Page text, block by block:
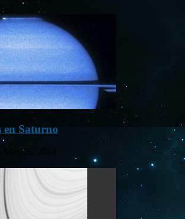
en Saturno
May 26, 2014